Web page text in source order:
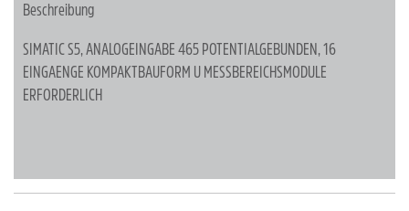
Beschreibung
SIMATIC S5, ANALOGEINGABE 465 POTENTIALGEBUNDEN, 16
EINGAENGE KOMPAKTBAUFORM U MESSBEREICHSMODULE
ERFORDERLICH